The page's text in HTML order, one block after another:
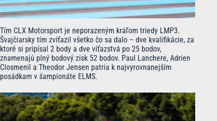
Tím CLX Motorsport je neporazeným kráľom triedy LMP3.
Švajčiarsky tím zvíťazil všetko čo sa dalo – dve kvalifikácie, za
ktoré si pripísal 2 body a dve víťazstvá po 25 bodov,
znamenajú plný bodový zisk 52 bodov. Paul Lanchere, Adrien
Closmenil a Theodor Jensen patria k najvyrovnanejším
posádkam v šampionáte ELMS.